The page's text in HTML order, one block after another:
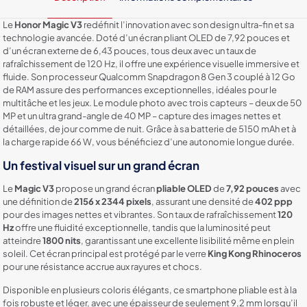
LeHonor Magic V3redéfinit l’innovation avec son design ultra-fin et sa
technologie avancée. Doté d’un écran pliant OLED de 7,92 pouces et
d’un écran externe de 6,43 pouces, tous deux avec un taux de
rafraîchissement de 120 Hz, il offre une expérience visuelle immersive et
fluide. Son processeur Qualcomm Snapdragon 8 Gen 3 couplé à 12 Go
de RAM assure des performances exceptionnelles, idéales pour le
multitâche et les jeux. Le module photo avec trois capteurs – deux de 50
MP et un ultra grand-angle de 40 MP – capture des images nettes et
détaillées, de jour comme de nuit. Grâce à sa batterie de 5150 mAh et à
la charge rapide 66 W, vous bénéficiez d’une autonomie longue durée.
Un festival visuel sur un grand écran
LeMagic V3propose un grand écranpliable OLEDde7,92 poucesavec
une définition de2156 x 2344 pixels, assurant une densité de402 ppp
pour des images nettes et vibrantes. Son taux de rafraîchissement120
Hzoffre une fluidité exceptionnelle, tandis que la luminosité peut
atteindre1800 nits, garantissant une excellente lisibilité même en plein
soleil. Cet écran principal est protégé par le verreKing Kong Rhinoceros
pour une résistance accrue aux rayures et chocs.
Disponible en plusieurs coloris élégants, ce smartphone pliable est à la
fois robuste et léger, avec une épaisseur de seulement 9,2 mm lorsqu’il